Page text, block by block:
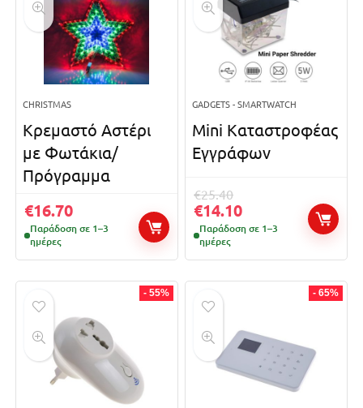
CHRISTMAS
Κρεμαστό Αστέρι
με Φωτάκια/
Πρόγραμμα
€16.70
Παράδοση σε 1–3
ημέρες
GADGETS - SMARTWATCH
Mini Καταστροφέας
Εγγράφων
€25.40
€14.10
Παράδοση σε 1–3
ημέρες
- 55% - 65%